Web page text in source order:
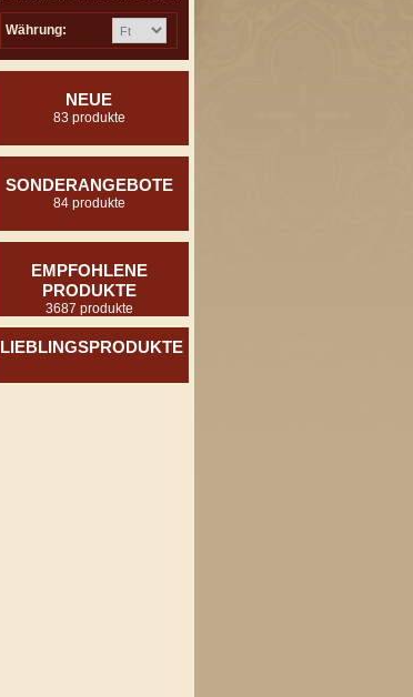
Währung:
NEUE
83 produkte
SONDERANGEBOTE
84 produkte
EMPFOHLENE
PRODUKTE
3687 produkte
LIEBLINGSPRODUKTE